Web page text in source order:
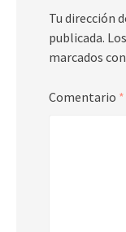
Tu dirección
publicada.
marcados con
Comentario *